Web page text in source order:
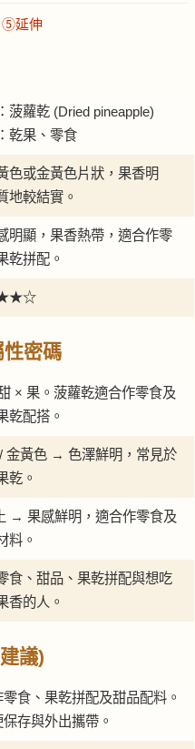
⑤延伸
菠蘿乾 (Dried pineapple)
乾果、零食
色或金黃色片狀，果香明
地較結實。
明顯，果香熱帶，適合作零
乾拼配。
密碼
× 果。菠蘿乾適合作零食及
乾配搭。
金黃色 → 色澤鮮明，常見於
乾。
→ 果感鮮明，適合作零食及
料。
食、甜品、果乾拼配與想吃
香的人。
議)
零食、果乾拼配及甜品配料。
保存與外出攜帶。